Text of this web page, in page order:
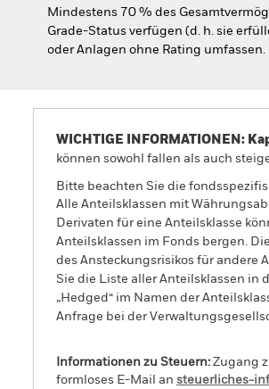
Mindestens 70 % des
Grade-Status verfügen (d. h. sie
oder Anlagen ohne Rating umfassen.
WICHTIGE INFORMATIONEN:
können sowohl fallen als auch
Bitte beachten Sie die
Alle Anteilsklassen mit
Derivaten für eine Anteilsklasse
Anteilsklassen im Fonds bergen.
des Ansteckungsrisikos für andere
Sie die Liste aller Anteilsklassen in
„Hedged“ im Namen der
Anfrage bei der
Informationen zu Steuern: Zugang
formloses E-Mail an steuerliches-